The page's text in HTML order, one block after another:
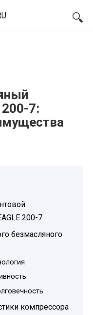
200-7:
200-7
безмасляного
компрессора